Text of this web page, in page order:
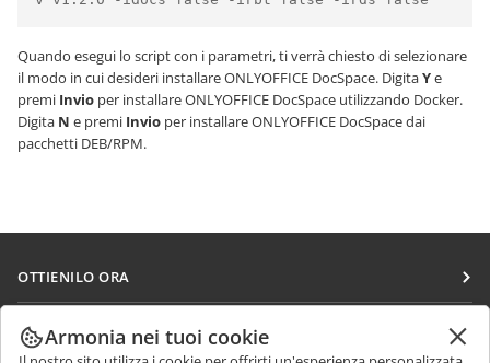
Quando esegui lo script con i parametri, ti verrà chiesto di selezionare
il modo in cui desideri installare ONLYOFFICE DocSpace. DigitaYe
premi Invio per installare ONLYOFFICE DocSpace utilizzando Docker.
Digita N e premi Invio per installare ONLYOFFICE DocSpace dai
pacchetti DEB/RPM.
OTTIENILO ORA
Docs
DocSpace
COLLABORA
Armonia nei tuoi cookie